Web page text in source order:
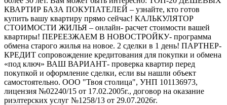
КВАРТИР БАЗА ПОКУПАТЕЛЕЙ – узнайте, кто готов
купить вашу квартиру прямо сейчас! КАЛЬКУЛЯТОР
СТОИМОСТИ ЖИЛЬЯ – онлайн- расчет стоимости вашей
квартиры! ПЕРЕЕЗЖАЕМ В НОВОСТРОЙКУ- программа
обмена старого жилья на новое. 2 сделки в 1 день! ПАРТНЕР-
КРЕДИТ сопровождение кредитования для покупки и обмена
«под ключ» ВАШ ВАРИАНТ- проверка квартир перед
покупкой и оформление сделки, если вы нашли объект
самостоятельно. ООО "Твоя столица", УНП 101136973,
лицензия №02240/15 от 17.02.2005г., договор на оказание
риэлтерских услуг №1258/13 от 29.07.2026г.